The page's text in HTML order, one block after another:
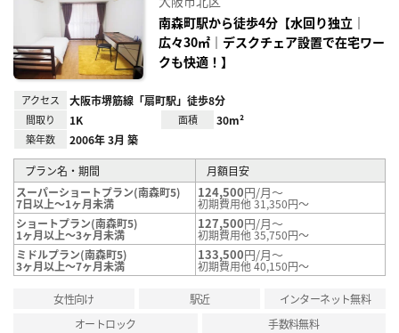
り登
録
南森町駅から徒歩4分【水回り独立｜
広々30㎡｜デスクチェア設置で在宅ワー
クも快適！】
アクセス 大阪市堺筋線「扇町駅」徒歩8分
間取り 1K 面積 30m²
築年数 2006年 3月 築
プラン名・期間
月額目安
スーパーショートプラン(南森町5)
7日以上～1ヶ月未満
124,500円/月～
初期費用他 31,350円～
ショートプラン(南森町5)
1ヶ月以上～3ヶ月未満
127,500円/月～
初期費用他 35,750円～
ミドルプラン(南森町5)
3ヶ月以上～7ヶ月未満
133,500円/月～
初期費用他 40,150円～
女性向け 駅近
インターネット無料
オートロック
手数料無料